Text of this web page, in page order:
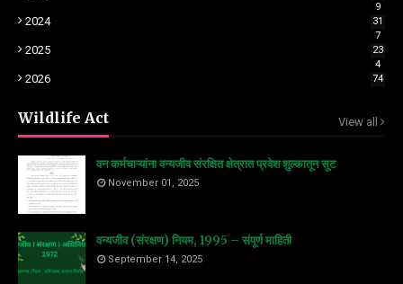
9
2024
31
7
2025
23
4
2026 74
Wildlife Act View all
वन कर्मचाऱ्यांना वन्यजीव संरक्षित क्षेत्रात प्रवेश शुल्कातून सूट
November 01, 2025
वन्यजीव (संरक्षण) नियम, 1995 – संपूर्ण माहिती
September 14, 2025